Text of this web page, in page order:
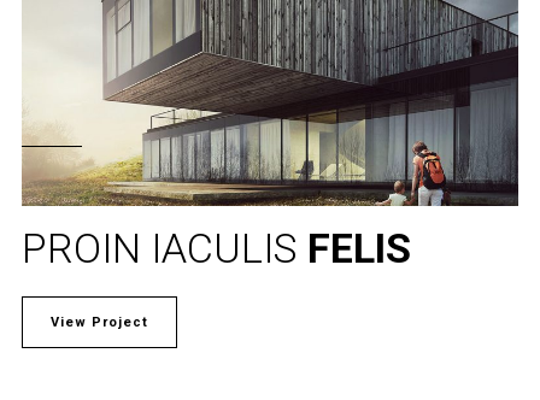
PROIN IACULIS FELIS
View Project